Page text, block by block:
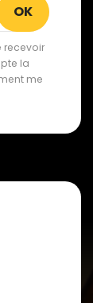
recevoir
la
me